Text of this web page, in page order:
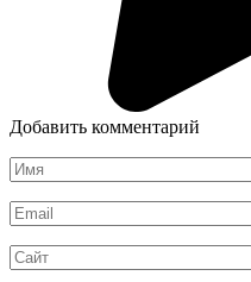
Добавить комментарий
Имя
*
Email
*
Сайт